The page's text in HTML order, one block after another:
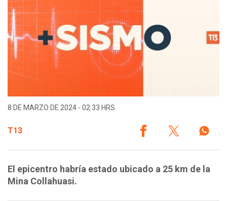
8 DE MARZO DE 2024 - 02:33 HRS.
T13
El epicentro habría estado ubicado a 25 km de la
Mina Collahuasi.